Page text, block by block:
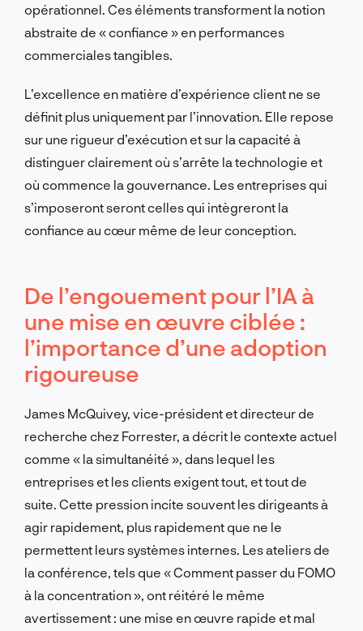
opérationnel. Ces éléments transforment la notion
abstraite de « confiance » en performances
commerciales tangibles.
L’excellence en matière d’expérience client ne se
définit plus uniquement par l’innovation. Elle repose
sur une rigueur d’exécution et sur la capacité à
distinguer clairement où s’arrête la technologie et
où commence la gouvernance. Les entreprises qui
s’imposeront seront celles qui intègreront la
confiance au cœur même de leur conception.
De l’engouement pour l’IA à
une mise en œuvre ciblée :
l’importance d’une adoption
rigoureuse
James McQuivey, vice-président et directeur de
recherche chez Forrester, a décrit le contexte actuel
comme « la simultanéité », dans lequel les
entreprises et les clients exigent tout, et tout de
suite. Cette pression incite souvent les dirigeants à
agir rapidement, plus rapidement que ne le
permettent leurs systèmes internes. Les ateliers de
la conférence, tels que « Comment passer du FOMO
à la concentration », ont réitéré le même
avertissement : une mise en œuvre rapide et mal